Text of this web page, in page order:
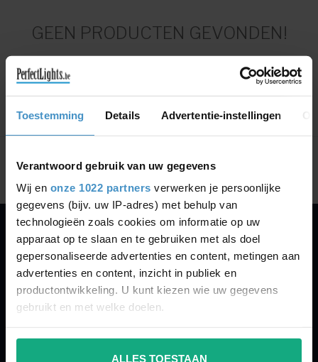
Toestemming Details Advertentie-instellingen
Verantwoord gebruik van uw gegevens
Wij en onze 1022 partners verwerken je persoonlijke
gegevens (bijv. uw IP-adres) met behulp van
technologieën zoals cookies om informatie op uw
apparaat op te slaan en te gebruiken met als doel
gepersonaliseerde advertenties en content, metingen aan
advertenties en content, inzicht in publiek en
productontwikkeling. U kunt kiezen wie uw gegevens
gebruikt en met welke doelen.
Als u het toestaat, willen we ook graag:
ALLES TOESTAAN
GEEN PRODUCTEN GEVONDEN!
Toon1-0van 0
PERFECTLIGHTS
Gegevens:
Kruisbeeldsraat 72
9220 Hamme